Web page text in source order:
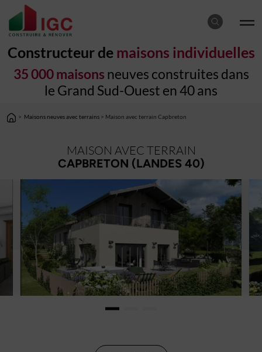
Constructeur de maisons individuelles
35 000 maisons neuves construites dans
le Grand Sud-Ouest en 40 ans
> Maisons neuves avec terrains > Maison avec terrain Capbreton
MAISON AVEC TERRAIN
CAPBRETON (LANDES 40)